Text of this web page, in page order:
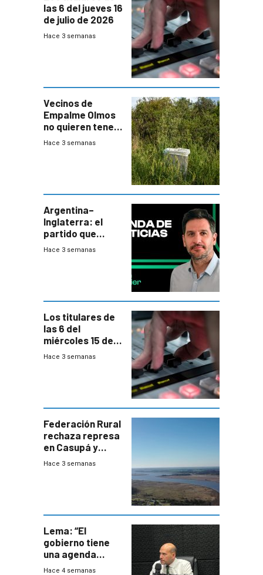
las 6 del jueves 16
de julio de 2026
Hace 3 semanas
Vecinos de
Empalme Olmos
no quieren tener
cerca una planta
departamental
Hace 3 semanas
Argentina–
Inglaterra: el
partido que
nunca termina
Hace 3 semanas
Los titulares de
las 6 del
miércoles 15 de
julio de 2026
Hace 3 semanas
Federación Rural
rechaza represa
en Casupá y
firma demanda
Hace 3 semanas
Lema: “El
gobierno tiene
una agenda
destructiva”
Hace 4 semanas